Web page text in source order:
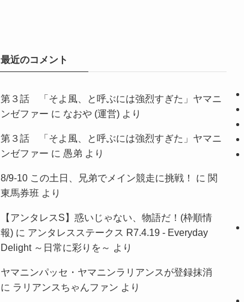
最近のコメント
第３話 「そよ風、と呼ぶには強烈すぎた」ヤマニ
ンゼファー に なおや (運営) より
第３話 「そよ風、と呼ぶには強烈すぎた」ヤマニ
ンゼファー に 愚弟 より
8/9-10 この土日、兄弟でメイン競走に挑戦！ に 関
東馬券班 より
【アンタレスS】惑いじゃない、物語だ！(枠順情
報) に アンタレスステークス R7.4.19 - Everyday
Delight ～日常に彩りを～ より
ヤマニンパッセ・ヤマニンラリアンスが登録抹消
に ラリアンスちゃんファン より